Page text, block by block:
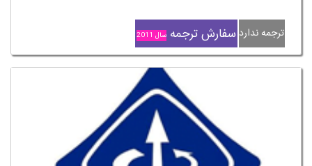
ترجمه ندارد سفارش ترجمه سال 2011